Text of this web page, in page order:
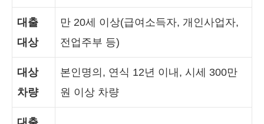
대출
대상
만 20세 이상(급여소득자, 개인사업자,
전업주부 등)
대상
차량
본인명의, 연식 12년 이내, 시세 300만
원 이상 차량